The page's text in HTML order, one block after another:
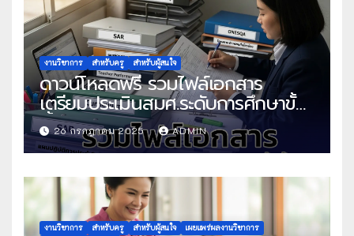
งานวิชาการ สำหรับครู สำหรับผู้สนใจ
ดาวน์โหลดฟรี รวมไฟล์เอกสาร
เตรียมประเมินสมศ.ระดับการศึกษาขั้น
พื้นฐาน
26 กรกฎาคม 2025 ADMIN
งานวิชาการ สำหรับครู สำหรับผู้สนใจ
เผยแพร่ผลงานวิชาการ